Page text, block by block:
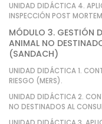
UNIDAD DIDÁCTICA 4.
INSPECCIÓN POST
MÓDULO 3. GESTIÓN
ANIMAL NO
(SANDACH)
UNIDAD DIDÁCTICA 1.
RIESGO (MERS).
UNIDAD DIDÁCTICA 2.
NO DESTINADOS AL